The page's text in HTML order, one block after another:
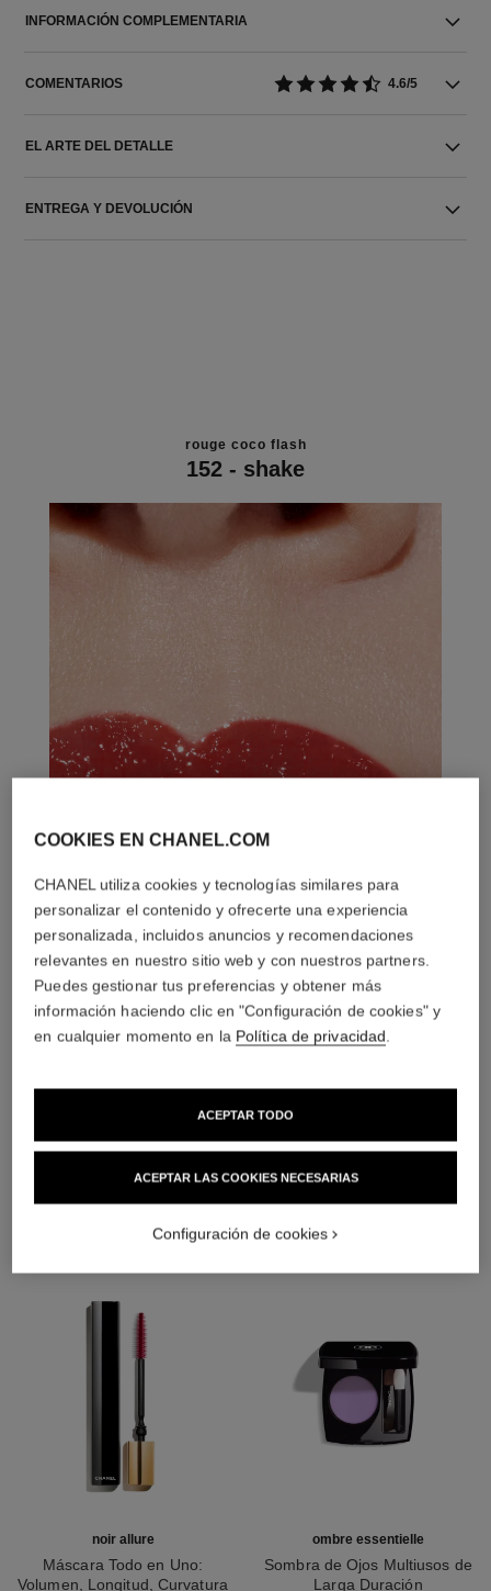
INFORMACIÓN COMPLEMENTARIA
COMENTARIOS 4.6/5
EL ARTE DEL DETALLE
ENTREGA Y DEVOLUCIÓN
rouge coco flash
152 - shake
LA COMBINACIÓN PERFECTA
noir allure
Máscara Todo en Uno:
Volumen, Longitud, Curvatura
ombre essentielle
Sombra de Ojos Multiusos de
Larga Duración
COOKIES EN CHANEL.COM
CHANEL utiliza cookies y tecnologías similares para
personalizar el contenido y ofrecerte una experiencia
personalizada, incluidos anuncios y recomendaciones
relevantes en nuestro sitio web y con nuestros partners.
Puedes gestionar tus preferencias y obtener más
información haciendo clic en "Configuración de cookies" y
en cualquier momento en la Política de privacidad.
ACEPTAR LAS COOKIES NECESARIAS
ACEPTAR TODO
Configuración de cookies